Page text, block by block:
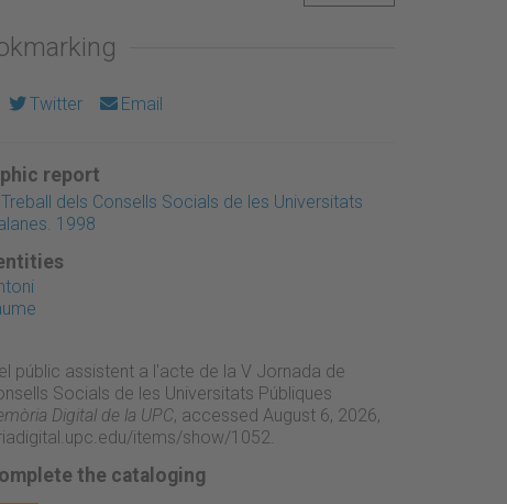
Twitter Email
report
dels Consells Socials de les Universitats
1998
públic assistent a l'acte de la V Jornada de
Socials de les Universitats Públiques
Digital de la UPC, accessed August 6, 2026,
items/show/1052
the cataloging